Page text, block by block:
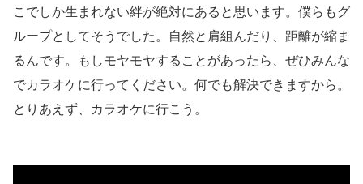
こでしか生まれない絆が絶対にあると思います。僕らもグ
ループとしてそうでした。自然と肩組んだり、距離が縮ま
るんです。もしモヤモヤすることがあったら、ぜひみんな
でカラオケに行ってください。何でも解決できますから。
とりあえず、カラオケに行こう。